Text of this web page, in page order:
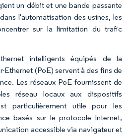
un débit et une bande passante
l'automatisation des usines, les
sur la limitation du trafic
intelligents équipés de la
Ethernet (PoE) servent à des fins de
Les réseaux PoE fournissent de
réseau locaux aux dispositifs
particulièrement utile pour les
basés sur le protocole Internet,
accessible via navigateur et